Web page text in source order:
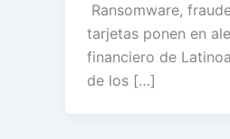
Ransomware,
tarjetas ponen en
financiero de
de los […]